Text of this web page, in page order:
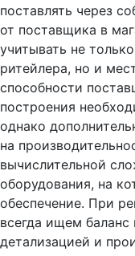
поставлять через
от поставщика в
учитывать не
ритейлера, но и
способности
построения
однако
на
вычислительной
оборудования, на
обеспечение. При
всегда ищем
детализацией и